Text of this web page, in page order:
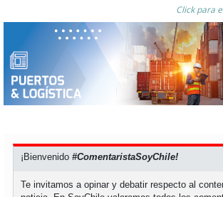
Click para
¡Bienvenido#ComentaristaSoyChile!
Te invitamos a opinar y debatir respecto al